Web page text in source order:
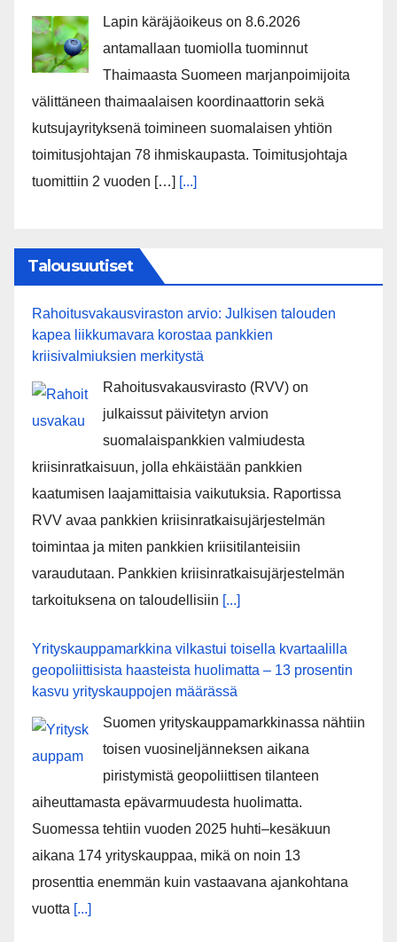
Lapin käräjäoikeus on 8.6.2026
antamallaan tuomiolla tuominnut
Thaimaasta Suomeen marjanpoimijoita
välittäneen thaimaalaisen koordinaattorin sekä
kutsujayrityksenä toimineen suomalaisen yhtiön
toimitusjohtajan 78 ihmiskaupasta. Toimitusjohtaja
tuomittiin 2 vuoden […] [...]
Talousuutiset
Rahoitusvakausviraston arvio: Julkisen talouden
kapea liikkumavara korostaa pankkien
kriisivalmiuksien merkitystä
Rahoitusvakausvirasto (RVV) on
julkaissut päivitetyn arvion
suomalaispankkien valmiudesta
kriisinratkaisuun, jolla ehkäistään pankkien
kaatumisen laajamittaisia vaikutuksia. Raportissa
RVV avaa pankkien kriisinratkaisujärjestelmän
toimintaa ja miten pankkien kriisitilanteisiin
varaudutaan. Pankkien kriisinratkaisujärjestelmän
tarkoituksena on taloudellisiin [...]
Yrityskauppamarkkina vilkastui toisella kvartaalilla
geopoliittisista haasteista huolimatta – 13 prosentin
kasvu yrityskauppojen määrässä
Suomen yrityskauppamarkkinassa nähtiin
toisen vuosineljänneksen aikana
piristymistä geopoliittisen tilanteen
aiheuttamasta epävarmuudesta huolimatta.
Suomessa tehtiin vuoden 2025 huhti–kesäkuun
aikana 174 yrityskauppaa, mikä on noin 13
prosenttia enemmän kuin vastaavana ajankohtana
vuotta [...]